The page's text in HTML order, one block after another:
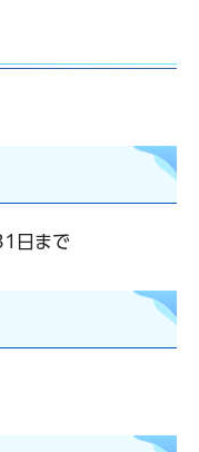
日まで